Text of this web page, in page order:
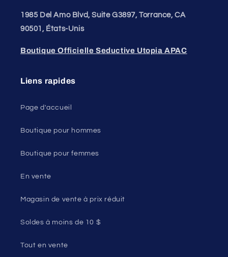
1985 Del Amo Blvd, Suite G3897, Torrance, CA
90501, États-Unis
Boutique Officielle Seductive Utopia APAC
Liens rapides
Page d'accueil
Boutique pour hommes
Boutique pour femmes
En vente
Magasin de vente à prix réduit
Soldes à moins de 10 $
Tout en vente